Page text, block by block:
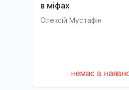
в міфах
Олексій Мустафін
немає в